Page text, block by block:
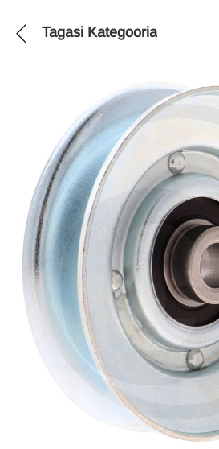
Tagasi Kategooria